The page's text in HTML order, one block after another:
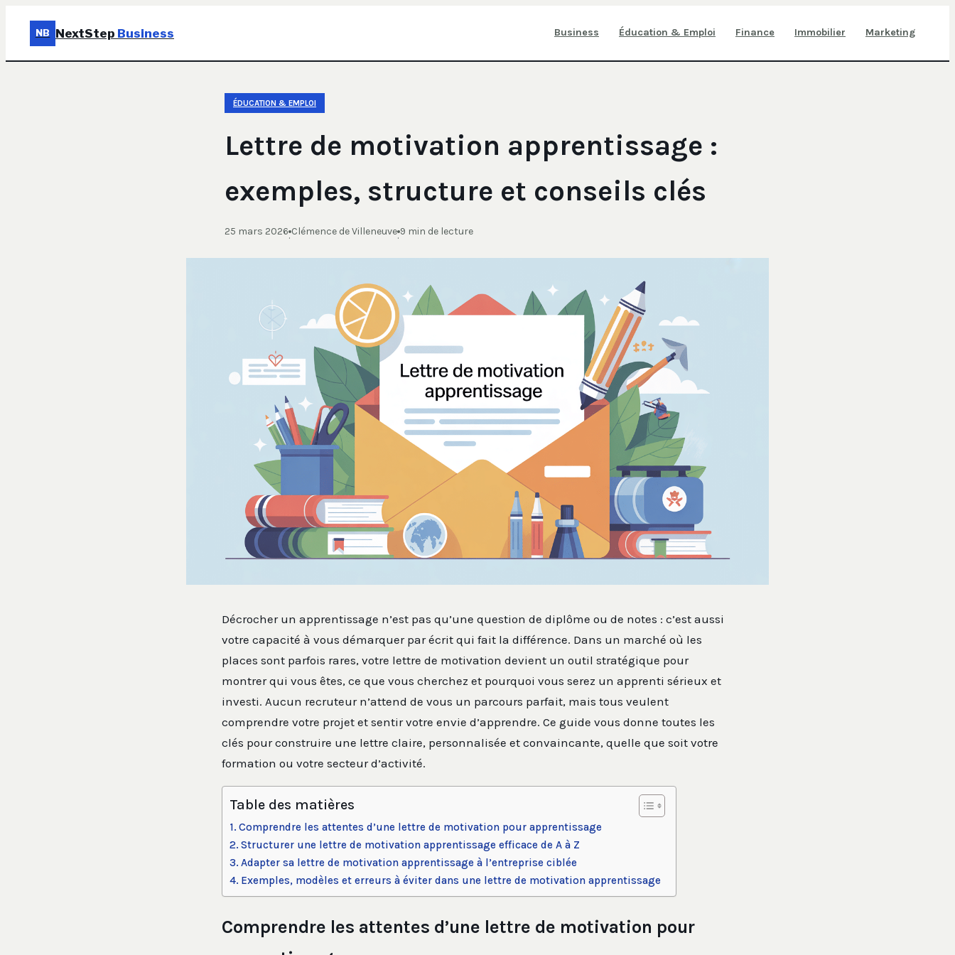
NB NextStep Business Business Éducation & Emploi Finance Immobilier Marketing
ÉDUCATION & EMPLOI
Lettre de motivation apprentissage :
exemples, structure et conseils clés
25 mars 2026
·
Clémence de Villeneuve
·
9 min de lecture
Décrocher un apprentissage n’est pas qu’une question de diplôme ou de notes : c’est aussi
votre capacité à vous démarquer par écrit qui fait la différence. Dans un marché où les
places sont parfois rares, votre lettre de motivation devient un outil stratégique pour
montrer qui vous êtes, ce que vous cherchez et pourquoi vous serez un apprenti sérieux et
investi. Aucun recruteur n’attend de vous un parcours parfait, mais tous veulent
comprendre votre projet et sentir votre envie d’apprendre. Ce guide vous donne toutes les
clés pour construire une lettre claire, personnalisée et convaincante, quelle que soit votre
formation ou votre secteur d’activité.
Table des matières
Comprendre les attentes d’une lettre de motivation pour apprentissage
Structurer une lettre de motivation apprentissage efficace de A à Z
Adapter sa lettre de motivation apprentissage à l’entreprise ciblée
Exemples, modèles et erreurs à éviter dans une lettre de motivation apprentissage
Comprendre les attentes d’une lettre de motivation pour